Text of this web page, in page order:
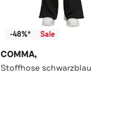
-48%* Sale
COMMA,
Stoffhose schwarzblau